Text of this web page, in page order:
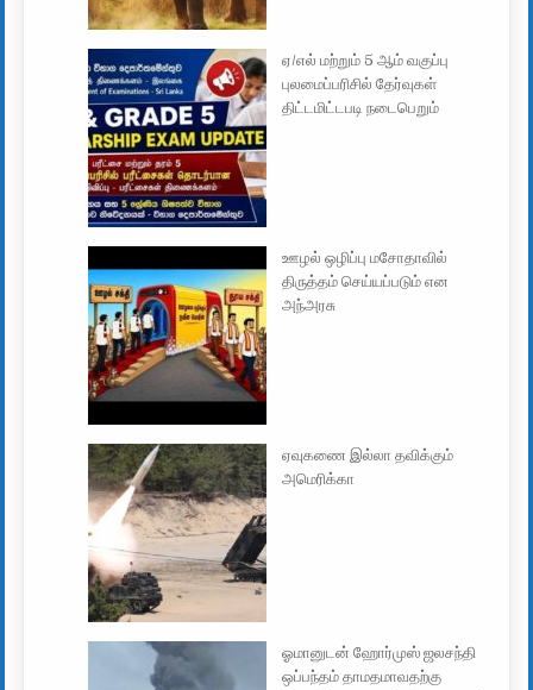
ஏ/எல் மற்றும் 5 ஆம் வகுப்பு
புலமைப்பரிசில் தேர்வுகள்
திட்டமிட்டபடி நடைபெறும்
ஊழல் ஒழிப்பு மசோதாவில்
திருத்தம் செய்யப்படும் என
அந்அரசு
ஏவுகணை இல்லா தவிக்கும்
அமெரிக்கா
ஓமானுடன் ஹோர்முஸ் ஜலசந்தி
ஒப்பந்தம் தாமதமாவதற்கு